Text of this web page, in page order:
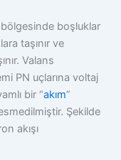
bölgesinde boşluklar
taşınır ve
Valans
PN uçlarına voltaj
bir “akım”
Şekilde
akışı